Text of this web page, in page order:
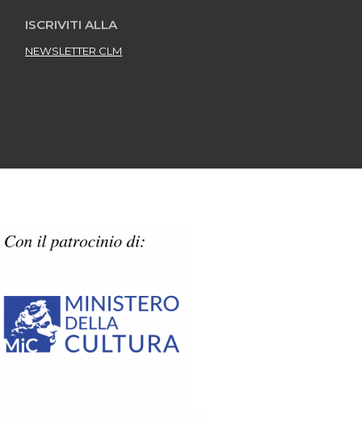
ISCRIVITI ALLA
NEWSLETTER CLM